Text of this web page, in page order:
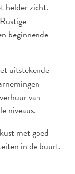
helder zicht.
beginnende
uitstekende
van
niveaus.
met goed
in de buurt.